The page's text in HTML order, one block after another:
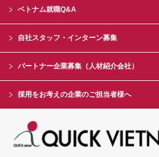
ベトナム就職Q&A
自社スタッフ・インターン募集
パートナー企業募集（人材紹介会社）
採用をお考えの企業のご担当者様へ